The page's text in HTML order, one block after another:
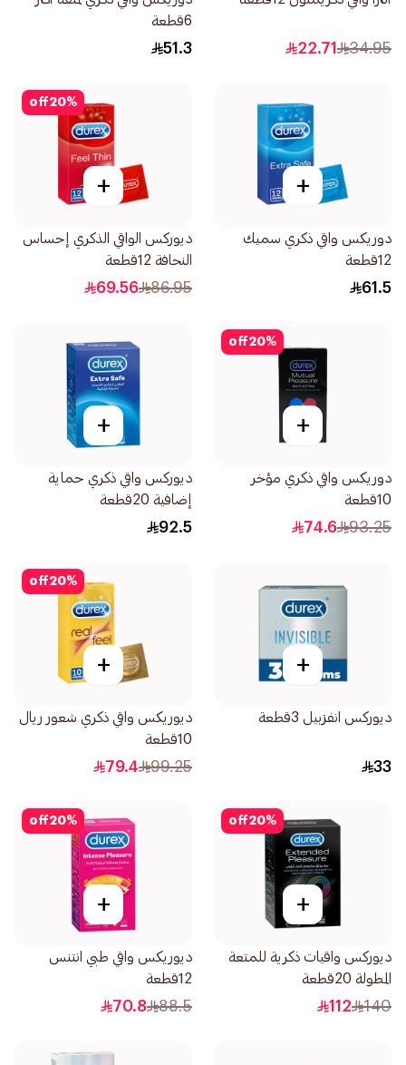
34.95
22.71
6قطعة
51.3
+
دوريكس واقي ذكري سميك
12قطعة
61.5
20%
off
+
ديوركس الواقي الذكري إحساس
النحافة 12قطعة
86.95
69.56
20%
off
+
دوريكس واقي ذكري مؤخر
10قطعة
93.25
74.6
+
ديوركس واقي ذكري حماية
إضافية 20قطعة
92.5
+
ديوركس انفزبيل 3قطعة
33
20%
off
+
ديوريكس واقي ذكري شعور ريال
10قطعة
99.25
79.4
20%
off
+
ديوركس واقيات ذكرية للمتعة
المطولة 20قطعة
140
112
20%
off
+
ديوريكس واقي طبي انتنس
12قطعة
88.5
70.8